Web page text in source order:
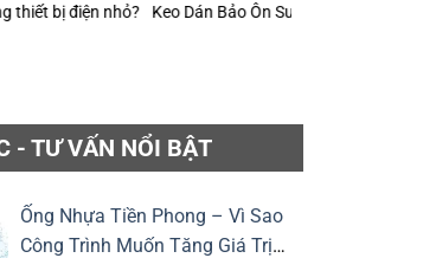
Bảo Ôn Superlon – Vì Sao Một Đường Keo Đúng Kỹ Thuật
- TƯ VẤN NỔI BẬT
Ống Nhựa Tiền Phong – Vì Sao
Công Trình Muốn Tăng Giá Trị